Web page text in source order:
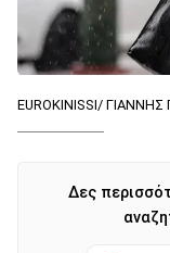
EUROKINISSI/
Δες